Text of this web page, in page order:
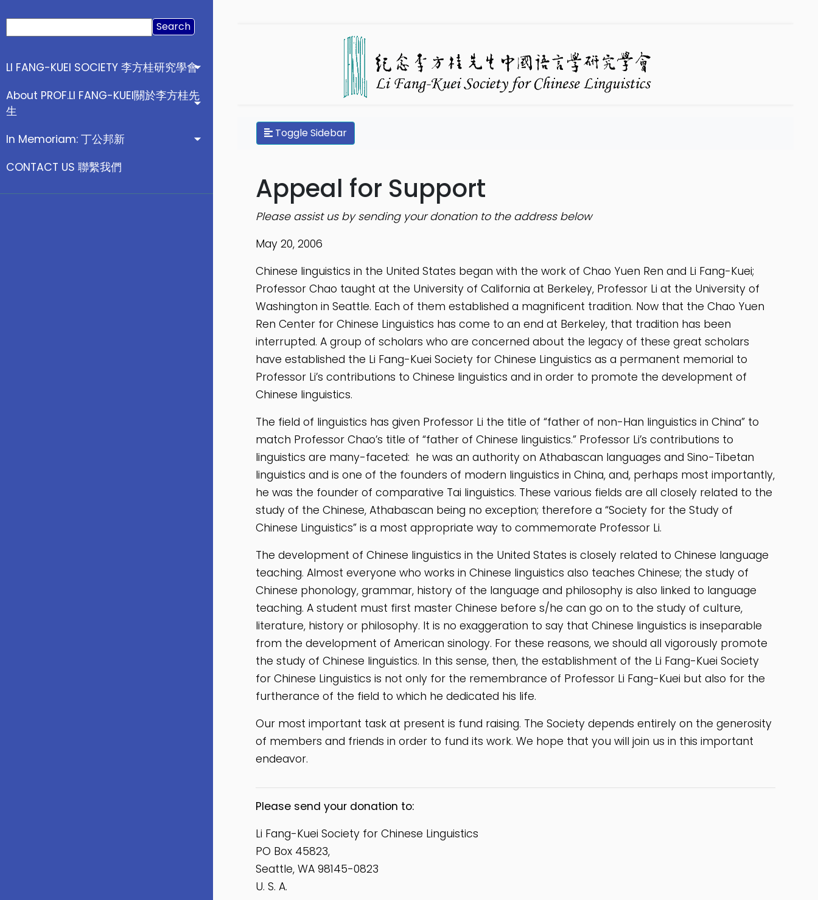
Search
for:
LI FANG-KUEI SOCIETY 李方桂研究學會
About PROF.LI FANG-KUEI關於李方桂先
生
In Memoriam: 丁公邦新
CONTACT US 聯繫我們
Toggle Sidebar
Appeal for Support
Please assist us by sending your donation to the address below
May 20, 2006
Chinese linguistics in the United States began with the work of Chao Yuen Ren and Li Fang-Kuei;
Professor Chao taught at the University of California at Berkeley, Professor Li at the University of
Washington in Seattle. Each of them established a magnificent tradition. Now that the Chao Yuen
Ren Center for Chinese Linguistics has come to an end at Berkeley, that tradition has been
interrupted. A group of scholars who are concerned about the legacy of these great scholars
have established the Li Fang-Kuei Society for Chinese Linguistics as a permanent memorial to
Professor Li’s contributions to Chinese linguistics and in order to promote the development of
Chinese linguistics.
The field of linguistics has given Professor Li the title of “father of non-Han linguistics in China” to
match Professor Chao’s title of “father of Chinese linguistics.” Professor Li’s contributions to
linguistics are many-faceted: he was an authority on Athabascan languages and Sino-Tibetan
linguistics and is one of the founders of modern linguistics in China, and, perhaps most importantly,
he was the founder of comparative Tai linguistics. These various fields are all closely related to the
study of the Chinese, Athabascan being no exception; therefore a “Society for the Study of
Chinese Linguistics” is a most appropriate way to commemorate Professor Li.
The development of Chinese linguistics in the United States is closely related to Chinese language
teaching. Almost everyone who works in Chinese linguistics also teaches Chinese; the study of
Chinese phonology, grammar, history of the language and philosophy is also linked to language
teaching. A student must first master Chinese before s/he can go on to the study of culture,
literature, history or philosophy. It is no exaggeration to say that Chinese linguistics is inseparable
from the development of American sinology. For these reasons, we should all vigorously promote
the study of Chinese linguistics. In this sense, then, the establishment of the Li Fang-Kuei Society
for Chinese Linguistics is not only for the remembrance of Professor Li Fang-Kuei but also for the
furtherance of the field to which he dedicated his life.
Our most important task at present is fund raising. The Society depends entirely on the generosity
of members and friends in order to fund its work. We hope that you will join us in this important
endeavor.
Please send your donation to:
Li Fang-Kuei Society for Chinese Linguistics
PO Box 45823,
Seattle, WA 98145-0823
U. S. A.